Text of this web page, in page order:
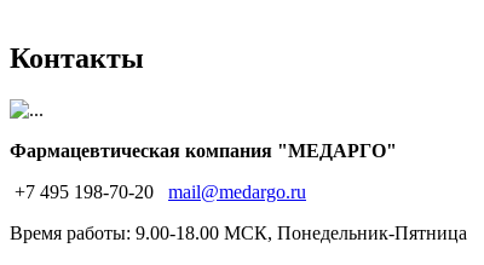
Контакты
Фармацевтическая компания "МЕДАРГО"
+7 495 198-70-20
mail@medargo.ru
Время работы: 9.00-18.00 МСК, Понедельник-Пятница